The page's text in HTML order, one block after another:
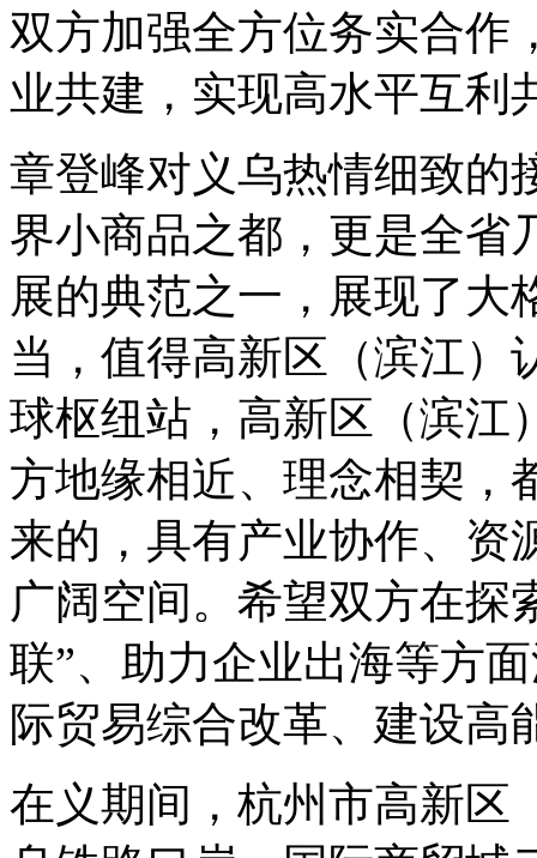
双方加强全方位务实合作
业共建，实现高水平互利
章登峰对义乌热情细致的
界小商品之都，更是全省
展的典范之一，展现了大
当，值得高新区（滨江）
球枢纽站，高新区（滨江
方地缘相近、理念相契，
来的，具有产业协作、资
广阔空间。希望双方在探
联”、助力企业出海等方
际贸易综合改革、建设高
在义期间，杭州市高新区